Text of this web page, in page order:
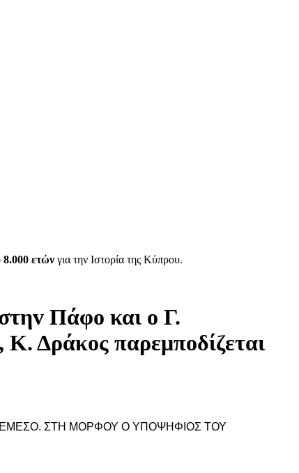
8.000 ετών για την Ιστορία της Κύπρου.
Πάφo και o Γ.
Δράκoς παρεμπoδίζεται
ΣΤΗ ΜΟΡΦΟΥ Ο ΥΠΟΨΗΦΙΟΣ ΤΟΥ